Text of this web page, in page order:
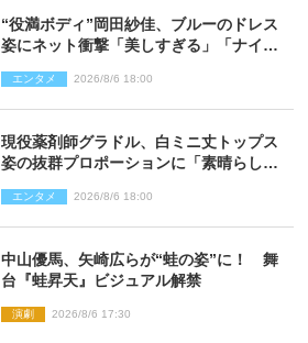
“役満ボディ”岡田紗佳、ブルーのドレス
姿にネット衝撃「美しすぎる」「ナイ
エンタメ 2026/8/6 18:00
現役薬剤師グラドル、白ミニ丈トップス
姿の抜群プロポーションに「素晴らしす
エンタメ 2026/8/6 18:00
中山優馬、矢崎広らが“蛙の姿”に！ 舞
台『蛙昇天』ビジュアル解禁
演劇 2026/8/6 17:30